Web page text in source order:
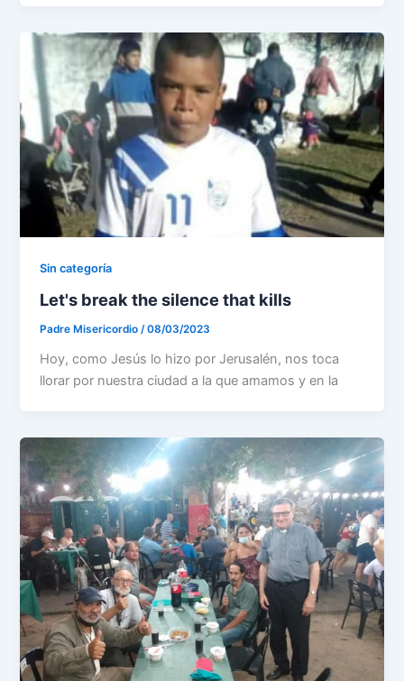
Sin categoría
Let's break the silence that kills
Padre Misericordio/08/03/2023
Hoy, como Jesús lo hizo por Jerusalén, nos toca
llorar por nuestra ciudad a la que amamos y en la